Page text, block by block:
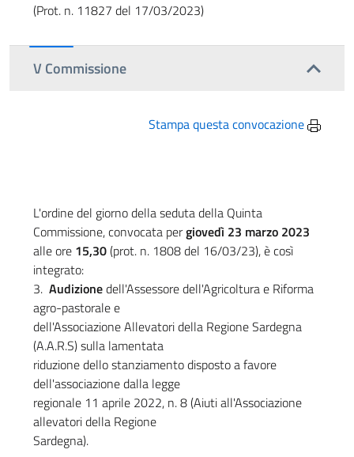
(Prot. n. 11827 del 17/03/2023)
V Commissione
Stampa questa convocazione
L'ordine del giorno della seduta della Quinta
Commissione, convocata pergiovedì 23 marzo 2023
alle ore 15,30(prot. n. 1808 del 16/03/23), è così
integrato:
3. Audizionedell'Assessore dell'Agricoltura e Riforma
agro-pastorale e
dell'Associazione Allevatori della Regione Sardegna
(A.A.R.S) sulla lamentata
riduzione dello stanziamento disposto a favore
dell'associazione dalla legge
regionale 11 aprile 2022, n. 8 (Aiuti all'Associazione
allevatori della Regione
Sardegna).